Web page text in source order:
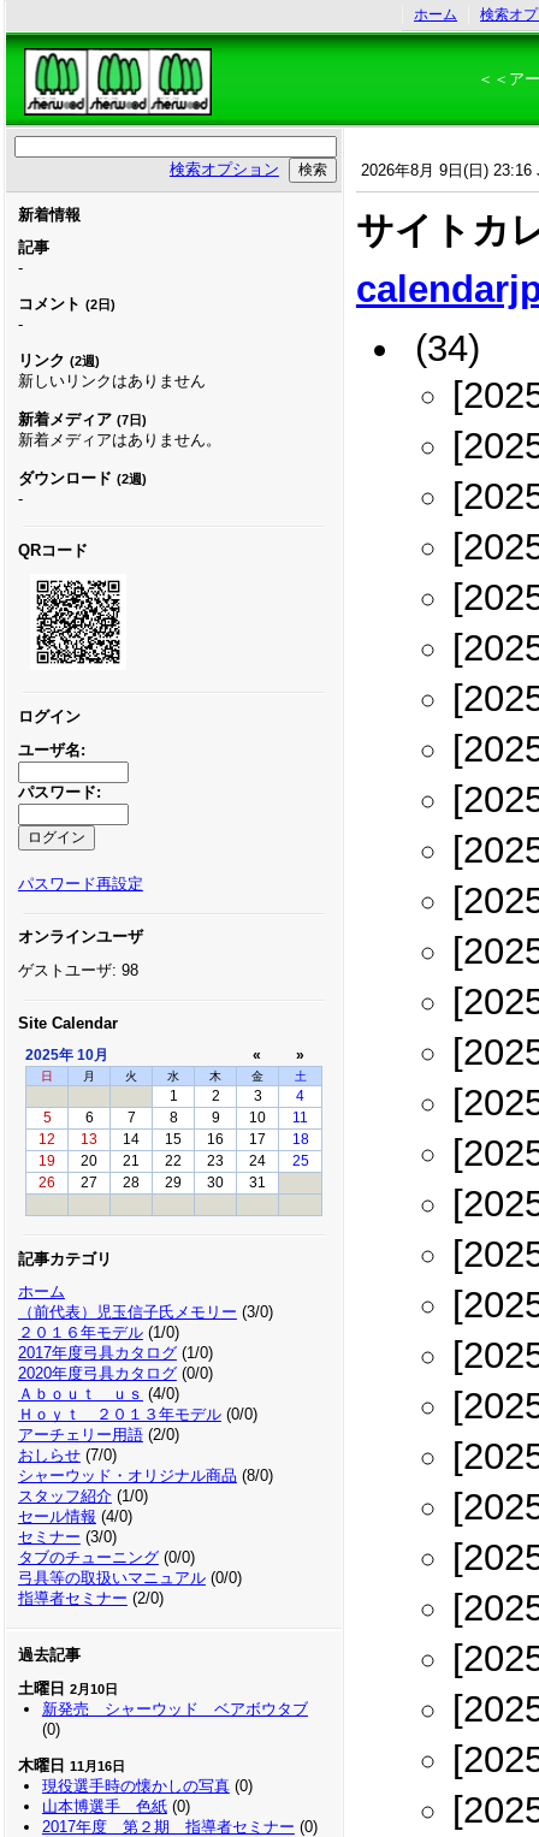
ホーム 検索オ
＜＜ア
検索オプション
新着情報
記事
-
コメント (2日)
-
リンク (2週)
新しいリンクはありません
新着メディア (7日)
新着メディアはありません。
ダウンロード (2週)
-
QRコード
ログイン
ユーザ名:
パスワード:
パスワード再設定
オンラインユーザ
ゲストユーザ: 98
Site Calendar
2025年 10月 « »
日 月 火 水 木 金 土
1 2 3
4
5
6 7 8 9 10
11
12
13 14 15 16 17
18
19
20 21 22 23 24
25
26
27 28 29 30 31
記事カテゴリ
ホーム
（前代表）児玉信子氏メモリー (3/0)
２０１６年モデル(1/0)
2017年度弓具カタログ(1/0)
2020年度弓具カタログ(0/0)
Ａｂｏｕｔ ｕｓ (4/0)
Ｈｏｙｔ ２０１３年モデル(0/0)
アーチェリー用語(2/0)
おしらせ(7/0)
シャーウッド・オリジナル商品 (8/0)
スタッフ紹介(1/0)
セール情報 (4/0)
セミナー (3/0)
タブのチューニング(0/0)
弓具等の取扱いマニュアル(0/0)
指導者セミナー (2/0)
過去記事
土曜日 2月10日
新発売 シャーウッド ベアボウタブ
(0)
木曜日 11月16日
現役選手時の懐かしの写真(0)
山本博選手 色紙(0)
2017年度 第２期 指導者セミナー (0)
2026年8月 9日(日) 23:16
サイトカ
(34)